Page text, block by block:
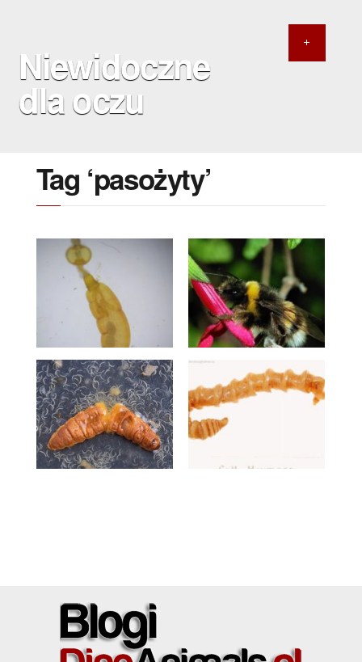
Niewidoczne
dla oczu
Tag ‘pasożyty’
10 CZERWCA 2020
O kolcogłowach słów
kilka…
8 KWIETNIA 2020
Jak wytresować
trzmiela?
2 KWIETNIA 2020
Zabójczy duet
6 LISTOPADA 2016
Wrzęchy